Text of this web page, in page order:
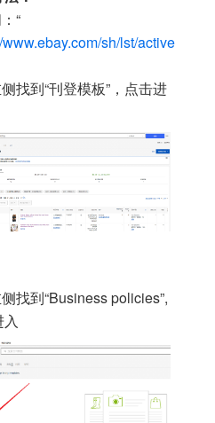
“
www.ebay.com/sh/lst/active
找到“刊登模板”，点击进
找到“Business policies”,
入